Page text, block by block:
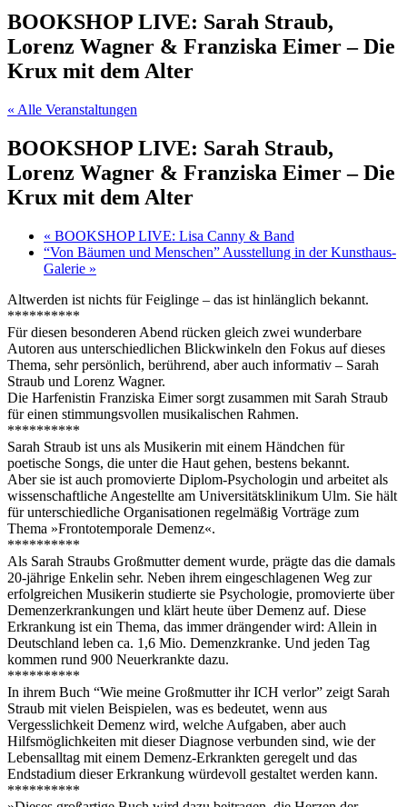
BOOKSHOP LIVE: Sarah Straub,
Lorenz Wagner & Franziska Eimer – Die
Krux mit dem Alter
« Alle Veranstaltungen
BOOKSHOP LIVE: Sarah Straub,
Lorenz Wagner & Franziska Eimer – Die
Krux mit dem Alter
« BOOKSHOP LIVE: Lisa Canny & Band
“Von Bäumen und Menschen” Ausstellung in der Kunsthaus-
Galerie »
Altwerden ist nichts für Feiglinge – das ist hinlänglich bekannt.
**********
Für diesen besonderen Abend rücken gleich zwei wunderbare
Autoren aus unterschiedlichen Blickwinkeln den Fokus auf dieses
Thema, sehr persönlich, berührend, aber auch informativ – Sarah
Straub und Lorenz Wagner.
Die Harfenistin Franziska Eimer sorgt zusammen mit Sarah Straub
für einen stimmungsvollen musikalischen Rahmen.
**********
Sarah Straub ist uns als Musikerin mit einem Händchen für
poetische Songs, die unter die Haut gehen, bestens bekannt.
Aber sie ist auch promovierte Diplom-Psychologin und arbeitet als
wissenschaftliche Angestellte am Universitätsklinikum Ulm. Sie hält
für unterschiedliche Organisationen regelmäßig Vorträge zum
Thema »Frontotemporale Demenz«.
**********
Als Sarah Straubs Großmutter dement wurde, prägte das die damals
20-jährige Enkelin sehr. Neben ihrem eingeschlagenen Weg zur
erfolgreichen Musikerin studierte sie Psychologie, promovierte über
Demenzerkrankungen und klärt heute über Demenz auf. Diese
Erkrankung ist ein Thema, das immer drängender wird: Allein in
Deutschland leben ca. 1,6 Mio. Demenzkranke. Und jeden Tag
kommen rund 900 Neuerkrankte dazu.
**********
In ihrem Buch “Wie meine Großmutter ihr ICH verlor” zeigt Sarah
Straub mit vielen Beispielen, was es bedeutet, wenn aus
Vergesslichkeit Demenz wird, welche Aufgaben, aber auch
Hilfsmöglichkeiten mit dieser Diagnose verbunden sind, wie der
Lebensalltag mit einem Demenz-Erkrankten geregelt und das
Endstadium dieser Erkrankung würdevoll gestaltet werden kann.
**********